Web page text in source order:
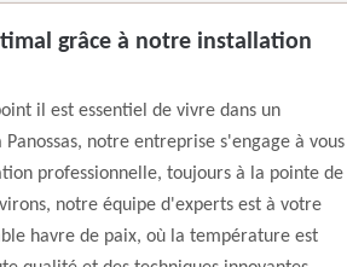
grâce à notre installation
il est essentiel de vivre dans un
notre entreprise s'engage à vous
professionnelle, toujours à la pointe de
notre équipe d'experts est à votre
havre de paix, où la température est